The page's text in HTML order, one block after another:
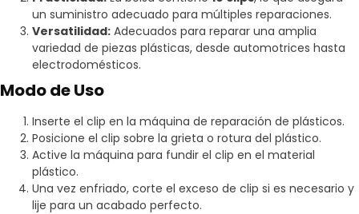
un suministro adecuado para múltiples reparaciones.
Versatilidad: Adecuados para reparar una amplia
variedad de piezas plásticas, desde automotrices hasta
electrodomésticos.
Modo de Uso
Inserte el clip en la máquina de reparación de plásticos.
Posicione el clip sobre la grieta o rotura del plástico.
Active la máquina para fundir el clip en el material
plástico.
Una vez enfriado, corte el exceso de clip si es necesario y
lije para un acabado perfecto.